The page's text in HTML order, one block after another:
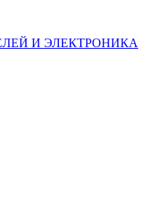
И ЭЛЕКТРОНИКА